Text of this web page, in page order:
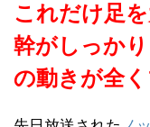
これだけ足
幹がしっか
の動きが全